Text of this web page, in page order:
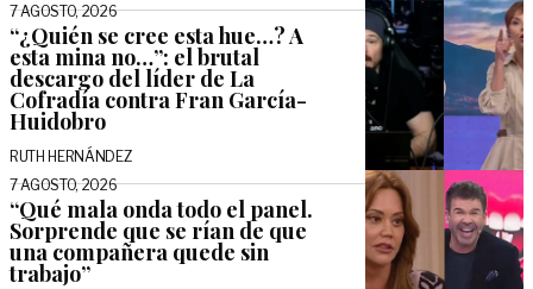
7 AGOSTO, 2026
“¿Quién se cree esta hue…? A
esta mina no…”: el brutal
descargo del líder de La
Cofradía contra Fran García-
Huidobro
RUTH HERNÁNDEZ
7 AGOSTO, 2026
“Qué mala onda todo el panel.
Sorprende que se rían de que
una compañera quede sin
trabajo”